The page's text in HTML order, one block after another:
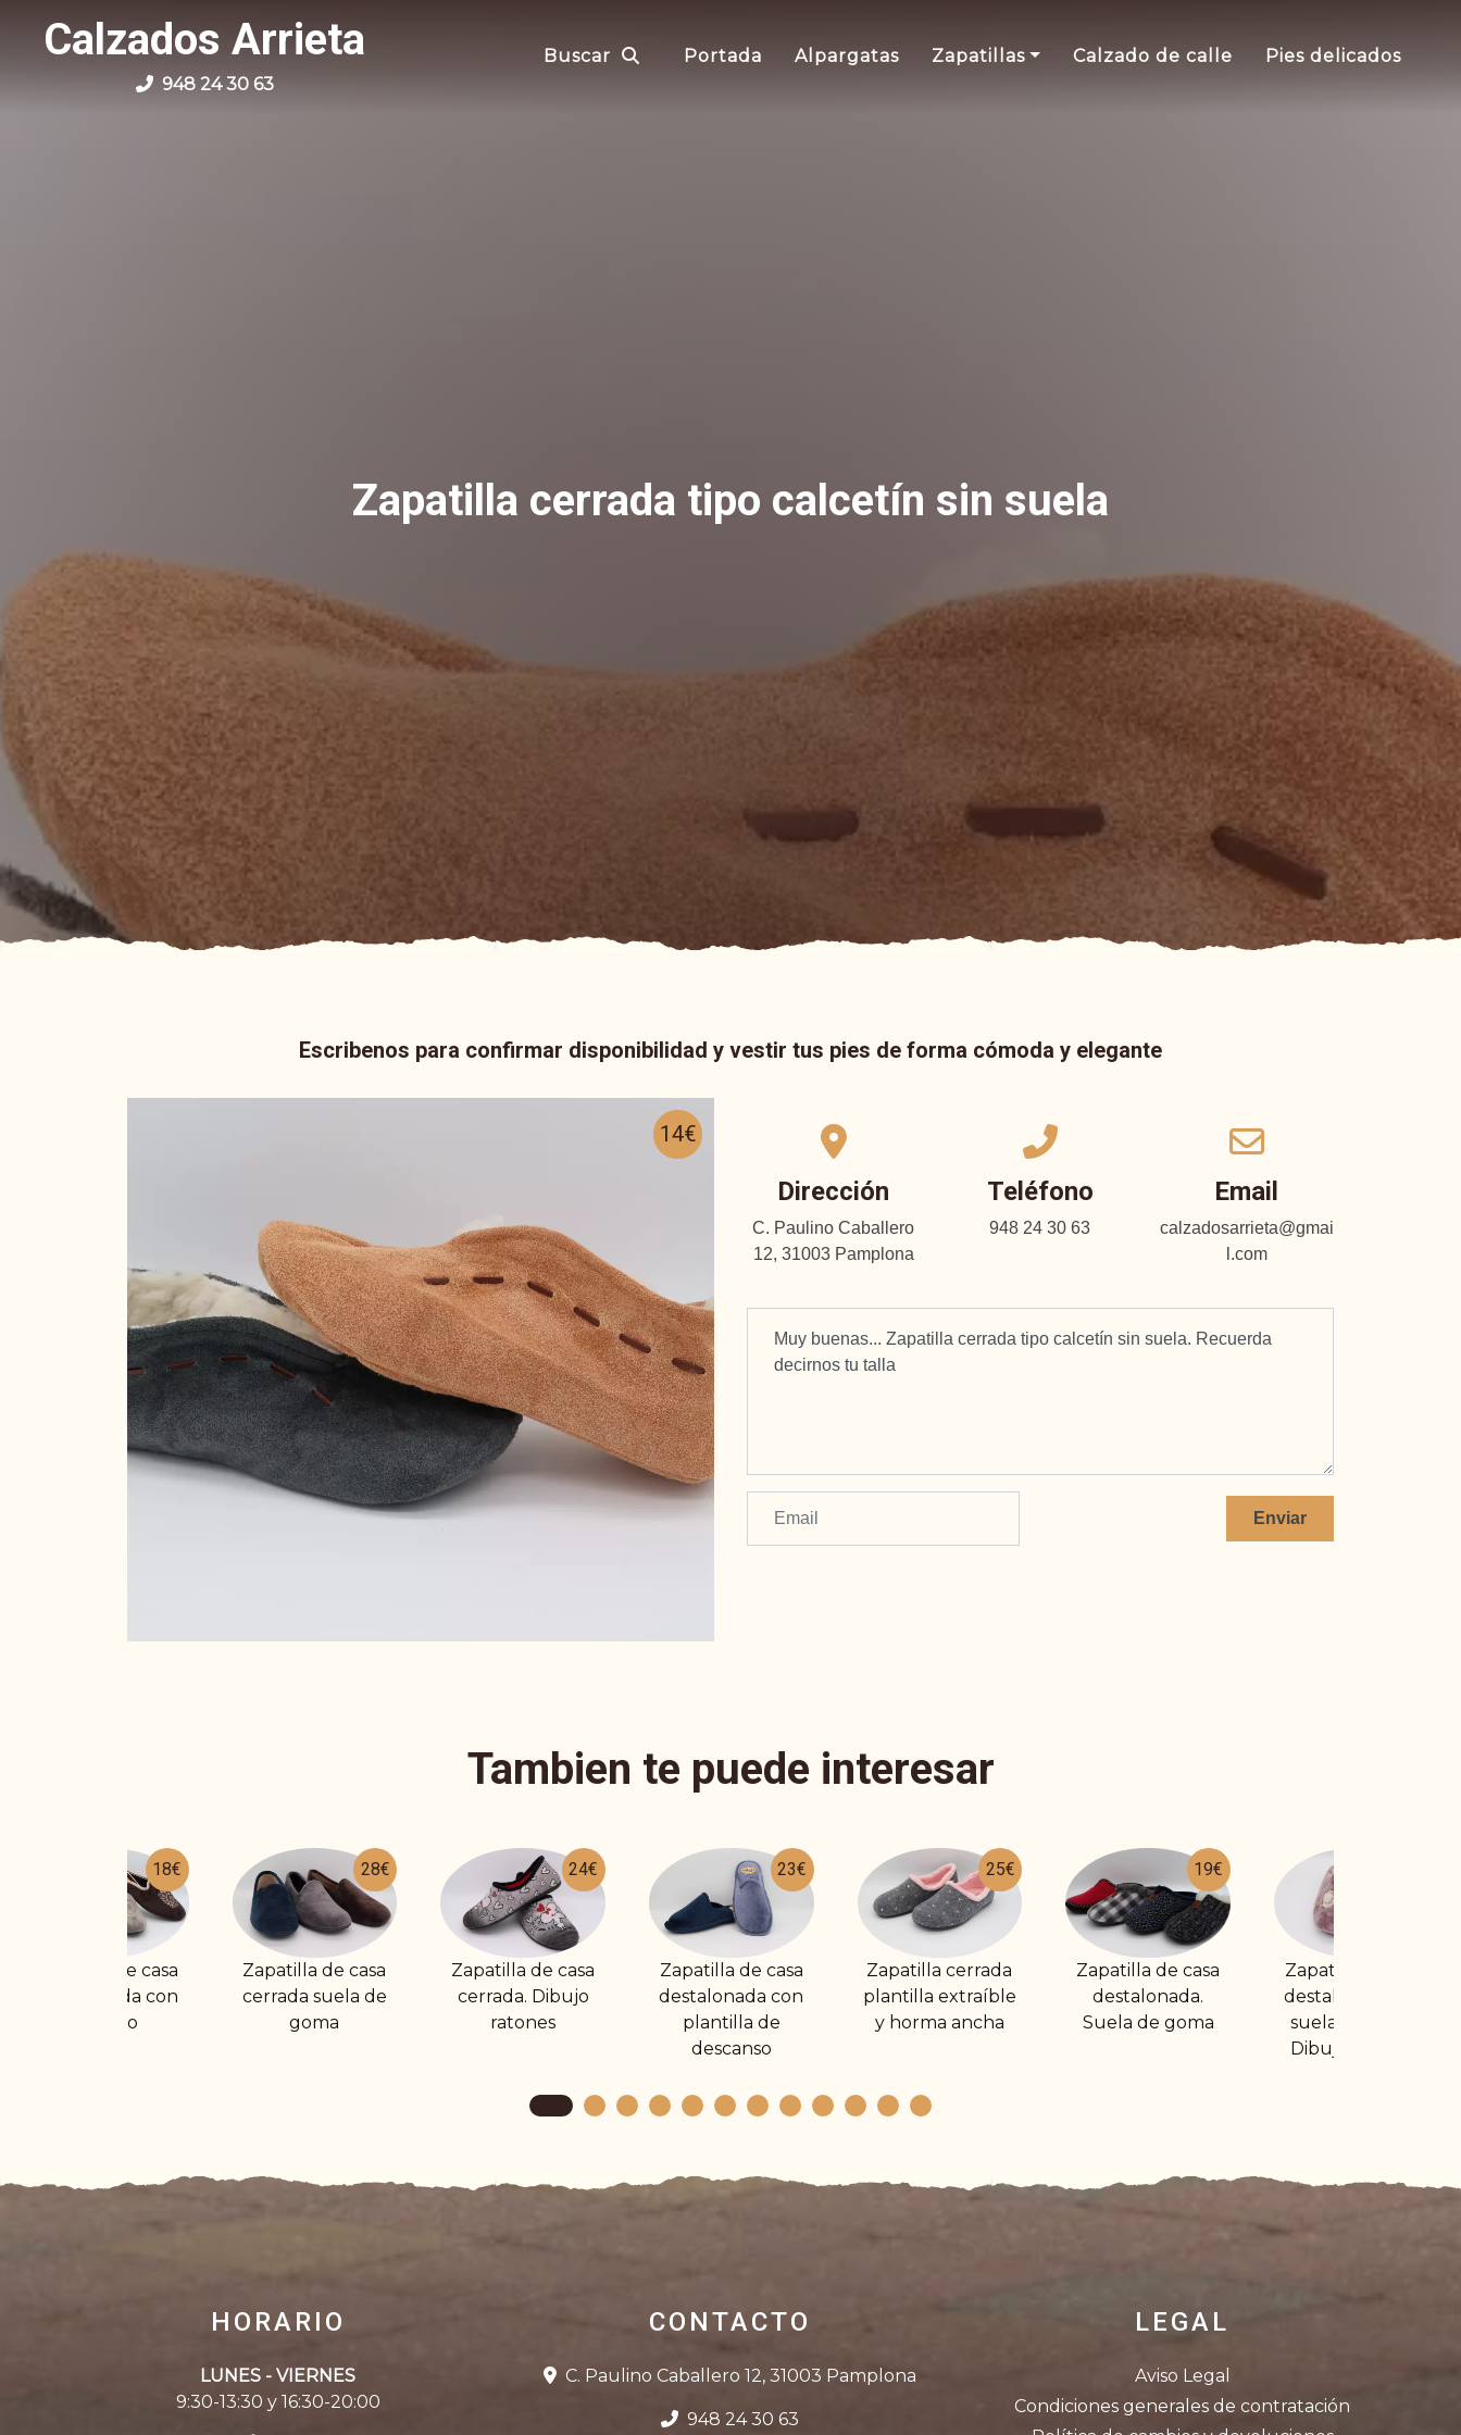
Calzados Arrieta
948 24 30 63
Buscar Portada Alpargatas Zapatillas Calzado de calle Pies delicados
Zapatilla cerrada tipo calcetín sin suela
Escribenos para confirmar disponibilidad y vestir tus pies de forma cómoda y elegante
14€
Dirección
C. Paulino Caballero
12, 31003 Pamplona
Teléfono
948 24 30 63
Email
calzadosarrieta@gmai
l.com
Enviar
Tambien te puede interesar
28€
Zapatilla de casa
cerrada suela de
goma
24€
Zapatilla de casa
cerrada. Dibujo
ratones
23€
Zapatilla de casa
destalonada con
plantilla de
25€
Zapatilla cerrada
plantilla extraíble
y horma ancha
19€
Zapatilla de casa
destalonada.
Suela de goma
27€
Zapatilla de casa
destalonada con
suela de goma.
Zapatilla de casa
cerrada. Clásica
HORARIO
LUNES - VIERNES
9:30-13:30 y 16:30-20:00
CONTACTO
C. Paulino Caballero 12, 31003 Pamplona
948 24 30 63
LEGAL
Aviso Legal
Condiciones generales de contratación